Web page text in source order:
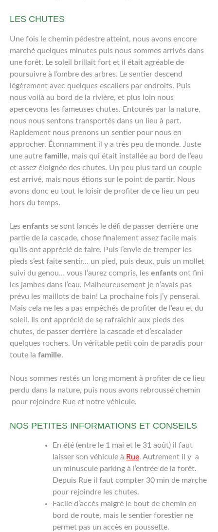
LES CHUTES
Une fois le chemin pédestre atteint, nous avons encore
marché quelques minutes puis nous sommes arrivés dans
une forêt. Le soleil brillait fort et il était agréable de
poursuivre à l’ombre des arbres. Le sentier descend
légèrement avec quelques escaliers par endroits. Puis
nous voilà au bord de la rivière, et plus loin nous
apercevons les fameuses chutes. Entourés par la nature,
nous nous sentons transportés dans un lieu à part.
Rapidement nous prenons un sentier pour nous en
approcher. Étonnamment il y a très peu de monde. Juste
une autre famille, mais qui était installée au bord de l’eau
et assez éloignée des chutes. Un peu plus tard un couple
est arrivé, mais nous étions sur le point de partir. Nous
avons donc eu tout le loisir de profiter de ce lieu un peu
hors du temps.
Les enfants se sont lancés le défi de passer derrière une
partie de la cascade, chose finalement assez facile mais
qu’ils ont apprécié de faire. Puis l’envie de tremper les
pieds s’est faite sentir… un pied, puis deux, puis un mollet
suivi du genou… vous l’aurez compris, les enfants ont fini
les jambes dans l’eau. Malheureusement je n’avais pas
prévu les maillots de bain! La prochaine fois j’y penserai.
Mais cela ne les a pas empêchés de profiter de l’eau et du
soleil. Ils ont apprécié de se rafraîchir aux pieds des
chutes, de passer derrière la cascade et d’escalader
quelques rochers. Un véritable petit coin de paradis pour
toute la famille.
Nous sommes restés un long moment à profiter de ce lieu
perdu dans la nature, puis nous avons rebroussé chemin
pour rejoindre Rue et notre véhicule.
NOS PETITES INFORMATIONS ET CONSEILS
En été (entre le 1 mai et le 31 août) il faut
laisser son véhicule à Rue. Autrement il y a
un minuscule parking à l’entrée de la forêt.
Depuis Rue il faut compter 30 min de marche
pour rejoindre les chutes.
Facile d’accès malgré le bout de chemin en
bord de route, mais le sentier forestier ne
permet pas un accès en poussette.